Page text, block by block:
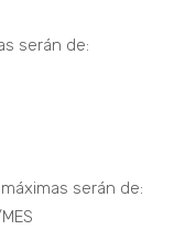
serán de:
máximas serán de: